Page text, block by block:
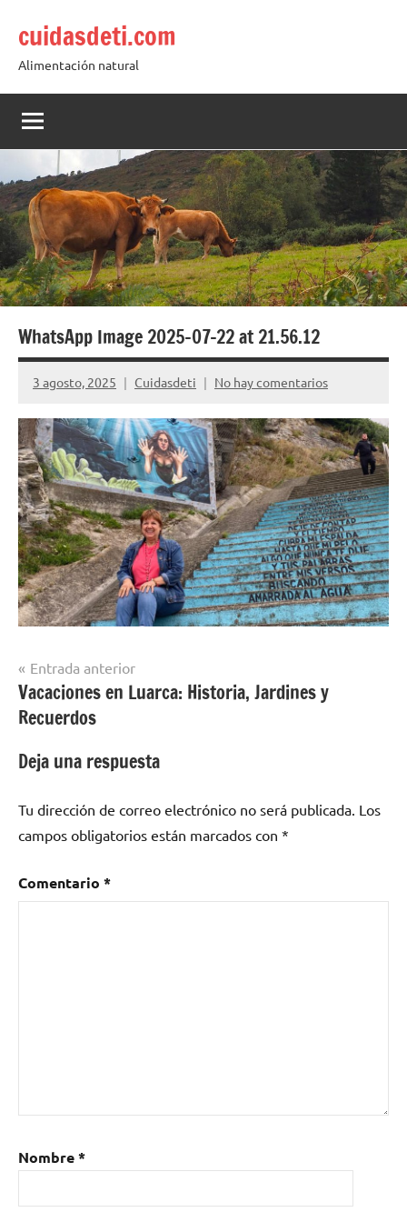
contenido
cuidasdeti.com
Alimentación natural
WhatsApp Image 2025-07-22 at 21.56.12
3 agosto, 2025 Cuidasdeti No hay comentarios
Navegación
de
entradas
Entrada anterior
Vacaciones en Luarca: Historia, Jardines y
Recuerdos
Deja una respuesta
Tu dirección de correo electrónico no será publicada. Los
campos obligatorios están marcados con *
Comentario *
Nombre*